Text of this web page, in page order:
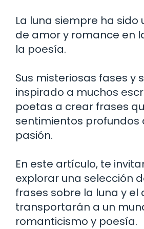
La luna siempre ha sido
de amor y romance en
la poesía.
Sus misteriosas fases y
inspirado a muchos
poetas a crear frases
sentimientos profundos
pasión.
En este artículo, te
explorar una selección
frases sobre la luna y el
transportarán a un
romanticismo y poesía.